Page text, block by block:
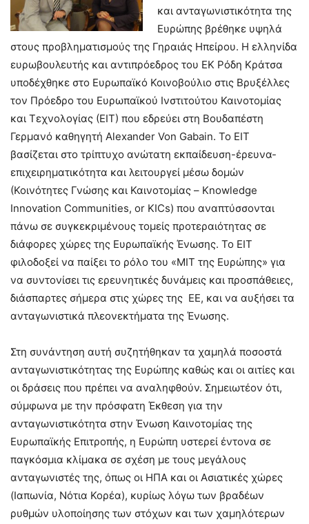
και ανταγωνιστικότητα της
Ευρώπης βρέθηκε υψηλά
στους προβληματισμούς της Γηραιάς Ηπείρου. Η ελληνίδα
ευρωβουλευτής και αντιπρόεδρος του ΕΚ Ρόδη Κράτσα
υποδέχθηκε στο Ευρωπαϊκό Κοινοβούλιο στις Βρυξέλλες
τον Πρόεδρο του Ευρωπαϊκού Ινστιτούτου Καινοτομίας
και Τεχνολογίας (ΕΙΤ) που εδρεύει στη Βουδαπέστη
Γερμανό καθηγητή Alexander Von Gabain. Το ΕΙΤ
βασίζεται στο τρίπτυχο ανώτατη εκπαίδευση-έρευνα-
επιχειρηματικότητα και λειτουργεί μέσω δομών
(Κοινότητες Γνώσης και Καινοτομίας – Knowledge
Innovation Communities, or KICs) που αναπτύσσονται
πάνω σε συγκεκριμένους τομείς προτεραιότητας σε
διάφορες χώρες της Ευρωπαϊκής Ένωσης. Το ΕΙΤ
φιλοδοξεί να παίξει το ρόλο του «ΜΙΤ της Ευρώπης» για
να συντονίσει τις ερευνητικές δυνάμεις και προσπάθειες,
διάσπαρτες σήμερα στις χώρες της ΕΕ, και να αυξήσει τα
ανταγωνιστικά πλεονεκτήματα της Ένωσης.
Στη συνάντηση αυτή συζητήθηκαν τα χαμηλά ποσοστά
ανταγωνιστικότητας της Ευρώπης καθώς και οι αιτίες και
οι δράσεις που πρέπει να αναληφθούν. Σημειωτέον ότι,
σύμφωνα με την πρόσφατη Έκθεση για την
ανταγωνιστικότητα στην Ένωση Καινοτομίας της
Ευρωπαϊκής Επιτροπής, η Ευρώπη υστερεί έντονα σε
παγκόσμια κλίμακα σε σχέση με τους μεγάλους
ανταγωνιστές της, όπως οι ΗΠΑ και οι Ασιατικές χώρες
(Ιαπωνία, Νότια Κορέα), κυρίως λόγω των βραδέων
ρυθμών υλοποίησης των στόχων και των χαμηλότερων